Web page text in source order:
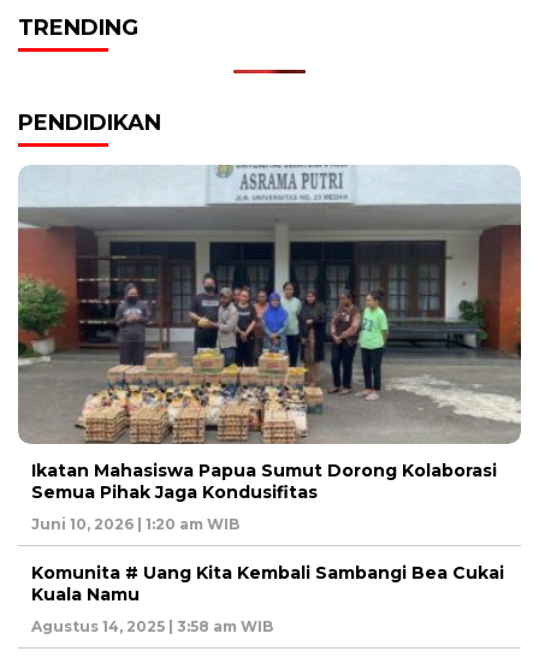
TRENDING
PENDIDIKAN
Ikatan Mahasiswa Papua Sumut Dorong Kolaborasi
Semua Pihak Jaga Kondusifitas
Juni 10, 2026 | 1:20 am WIB
Komunita # Uang Kita Kembali Sambangi Bea Cukai
Kuala Namu
Agustus 14, 2025 | 3:58 am WIB